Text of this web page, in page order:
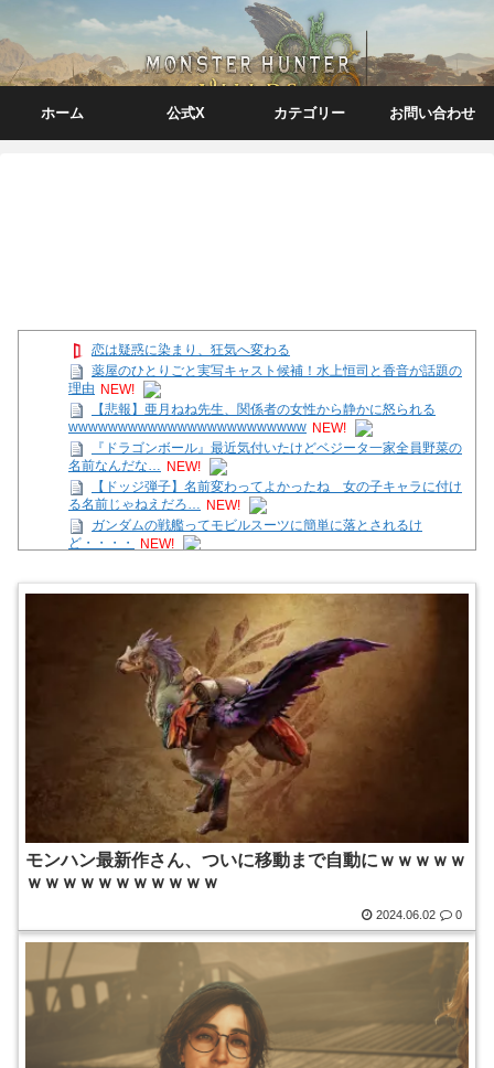
ホーム 公式X カテゴリー お問い合わせ
恋は疑惑に染まり、狂気へ変わる
薬屋のひとりごと実写キャスト候補！水上恒司と香音が話題の
理由 NEW!
【悲報】亜月ねね先生、関係者の女性から静かに怒られる
wwwwwwwwwwwwwwwwwwwwwwww NEW!
『ドラゴンボール』最近気付いたけどベジータ一家全員野菜の
名前なんだな… NEW!
【ドッジ弾子】名前変わってよかったね 女の子キャラに付け
る名前じゃねえだろ… NEW!
ガンダムの戦艦ってモビルスーツに簡単に落とされるけ
ど・・・・
NEW!
wwwwww NEW!
【ガークリ】正統派だけど、デッッッカって感じの水着のマ
ネ、ラファエ口、セッシュウへの反応！！！
「トモダチコレクションわくわく生活」794万本 NEW!
【テトリス９９/参加型】ほんの30分だけの時間。
【7/27～8/2ファミ通週販】「スプラトゥーン レイダース」2週
連続1位！ほか新作に「ほの暮しの庭 NEW!
Powered by livedoor 相互RSS
モンハン最新作さん、ついに移動まで自動にｗｗｗｗｗ
ｗｗｗｗｗｗｗｗｗｗｗ
2024.06.02 0